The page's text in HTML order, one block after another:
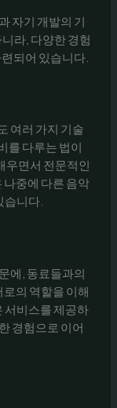
자기 개발의 기
라, 다양한 경험
되어 있습니다.
여러 가지 기술
를 다루는 법이
우면서 전문적인
나중에 다른 음악
습니다.
에, 동료들과의
의 역할을 이해
서비스를 제공하
경험으로 이어